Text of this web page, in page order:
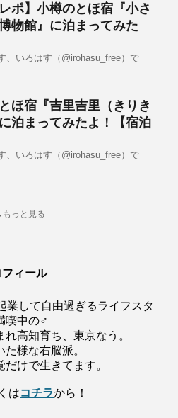
レポ】小樽のとほ宿『小さ
物館』に泊まってみた
、いろはす（@irohasu_free）で
ほ宿『吉里吉里（きりき
泊まってみたよ！【宿泊
、いろはす（@irohasu_free）で
っと見る
フィール
業して自由過ぎるライフスタ
喫中の♂
れ高知育ち、東京なう。
た様な右脳派。
だけで生きてます。
はコチラから！